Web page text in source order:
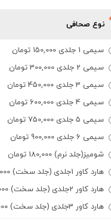
نوع صحافی
سیمی 1 جلدی 150,000 تومان
سیمی 2 جلدی 300,000 تومان
سیمی 3 جلدی 450,000 تومان
سیمی 4 جلدی 600,000 تومان
سیمی 5 جلدی 750,000 تومان
سیمی 6 جلدی 900,000 تومان
شومیز(جلد نرم) 180,000 تومان
هارد کاور 1جلدی (جلد سخت) 300,000 تومان
هارد کاور 2جلدی (جلد سخت) 600,000 تومان
هارد کاور 3جلدی (جلد سخت) 900,000 تومان